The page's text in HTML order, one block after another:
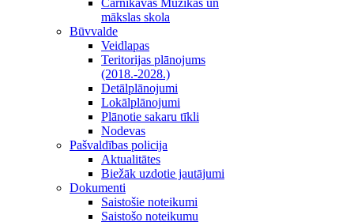
Carnikavas Mūzikas un
mākslas skola
Būvvalde
Veidlapas
Teritorijas plānojums
(2018.-2028.)
Detālplānojumi
Lokālplānojumi
Plānotie sakaru tīkli
Nodevas
Pašvaldības policija
Aktualitātes
Biežāk uzdotie jautājumi
Dokumenti
Saistošie noteikumi
Saistošo noteikumu